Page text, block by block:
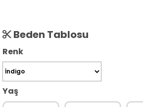
Beden Tablosu
Renk
Yaş